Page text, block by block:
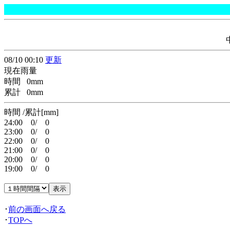
08/10 00:10 更新
現在雨量
時間 0mm
累計 0mm
時間 /累計[mm]
24:00 0/ 0
23:00 0/ 0
22:00 0/ 0
21:00 0/ 0
20:00 0/ 0
19:00 0/ 0
･前の画面へ戻る
･TOPへ